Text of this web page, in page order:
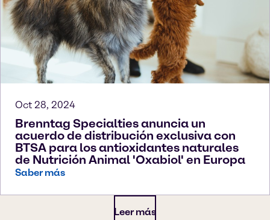
Oct 28, 2024
Brenntag Specialties anuncia un
acuerdo de distribución exclusiva con
BTSA para los antioxidantes naturales
de Nutrición Animal 'Oxabiol' en Europa
Saber más
Leer más